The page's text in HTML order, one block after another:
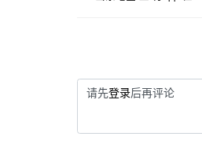
请先登录后再评论